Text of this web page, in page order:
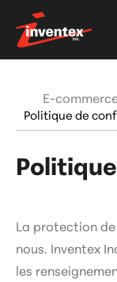
E-
La protection
nous. Inventex
les